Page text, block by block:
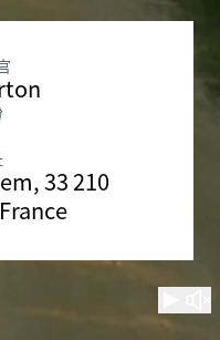
33 210